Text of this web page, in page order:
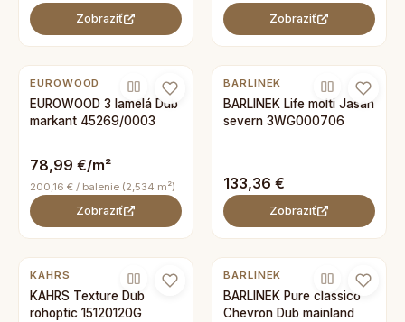
Zobraziť Zobraziť
EUROWOOD
EUROWOOD 3 lamelá Dub
markant 45269/0003
78,99 €/m²
200,16 € / balenie (2,534 m²)
Zobraziť
BARLINEK
BARLINEK Life molti Jasan
severn 3WG000706
133,36 €
Zobraziť
KAHRS
KAHRS Texture Dub
rohoptic 15120120G
BARLINEK
BARLINEK Pure classico
Chevron Dub mainland